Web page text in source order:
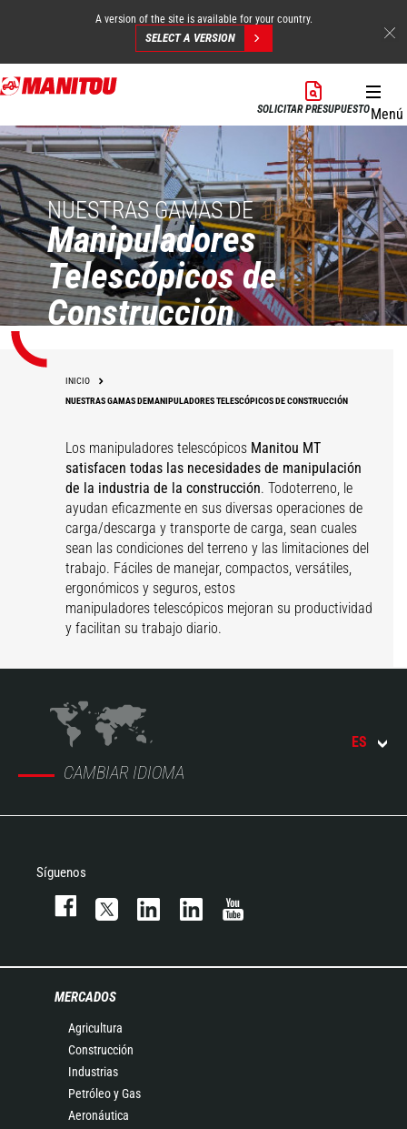
Pasar
al
principal
A version of the site is available for your country.
SELECT A VERSION
SOLICITAR PRESUPUESTOMenú
NUESTRAS GAMAS DE
Manipuladores
Telescópicos de
Construcción
INICIO
NUESTRAS GAMAS DEMANIPULADORES TELESCÓPICOS DE CONSTRUCCIÓN
Los manipuladores telescópicos Manitou MT
satisfacen todas las necesidades de manipulación
de la industria de la construcción. Todoterreno, le
ayudan eficazmente en sus diversas operaciones de
carga/descarga y transporte de carga, sean cuales
sean las condiciones del terreno y las limitaciones del
trabajo. Fáciles de manejar, compactos, versátiles,
ergonómicos y seguros, estos
manipuladores telescópicos mejoran su productividad
y facilitan su trabajo diario.
CAMBIAR IDIOMA
ES
Síguenos
MERCADOS
Agricultura
Construcción
Industrias
Petróleo y Gas
Aeronáutica